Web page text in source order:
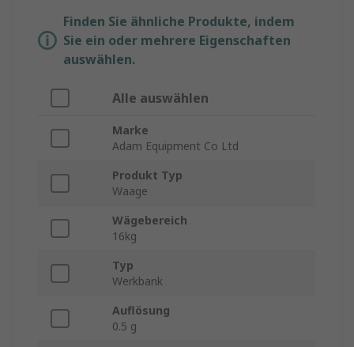
Finden Sie ähnliche Produkte, indem
Sie ein oder mehrere Eigenschaften
auswählen.
Alle auswählen
Marke
Adam Equipment Co Ltd
Produkt Typ
Waage
Wägebereich
16kg
Typ
Werkbank
Auflösung
0.5 g